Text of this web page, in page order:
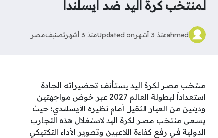
لمنتخب كرة اليد ضد آيسلندا
ahmedمنذ 3 أشهر Updated onمنذ 3 أشهر تصنيفمصر
منتخب مصر لكرة اليد يستأنف تحضيراته الجادة
استعداداً لبطولة العالم 2027 عبر خوض مواجهتين
وديتين من العيار الثقيل أمام نظيره الأيسلندي؛ حيث
يسعى منتخب مصر لكرة اليد لاستغلال هذه التجارب
الدولية في رفع كفاءة اللاعبين وتطوير الأداء التكتيكي